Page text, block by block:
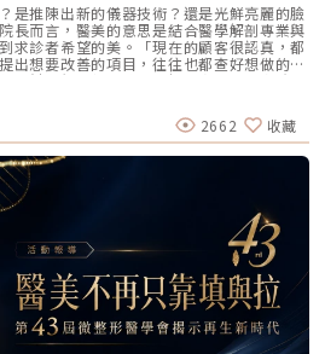
是雌激素變化造成的自然現象，但有些生活
以幫助緩解掉髮情況。讓我們一起來看看如
髮療程在生髮療程的初期，通常會先從生髮
效果，可以諮詢皮膚專科醫師，是否適合進
特波、PRP頭皮注射、Tixel提可塑、LLLT
用電容電阻技術，透過448kHz的專屬頻
這種方法能有效促進細胞再生，並活化毛囊
囊能吸收到充足的營養，可以有效提升頭髮
透過抽取患者的血液並利用離心機分離出
），再將其注射到掉髮區域，PRP中的生長
PRP來自於患者自身，所以感染風險極低，
善髮量和髮質。-LLLT生髮雷射：低能量光
，為毛髮提供能量，促進生長。不同波長的
油脂，紅光提升能量供應，紅外光改善血液
期進行診所的LLLT療程，以達到最佳的生髮
鈦合金探頭的熱力點陣技術，瞬間加熱治療
因子的釋放，並幫助生髮液和精華液的吸
2.營養均衡與頭髮健康適當補充營養素能促
蛋白質有助於修復受損髮絲，omega-3 脂
、維他命E和鋅等營養素同樣重要。3.適度的
是推陳出新的儀器技術？還是光鮮亮麗的臉
長而言，醫美的意思是結合醫學解剖專業與
求診者希望的美。「現在的顧客很認真，都
出想要改善的項目，往往也都查好想做的療
是幫他們規劃最適合的解決方案。」盧院長
認為，身為醫美醫師就是結合專業與經驗為
／守葳診所提供隨著每個世代對於美的理
也有不同期待。「每個人對於美都有不同看
、喜歡自己的臉，就是『美』。」看診多
是盧院長最大的成就。過去醫美產業以動刀
得欣賞每個人獨特的美麗，改善膚質的療程
者常見困擾，為了讓肌膚更緊緻，除了需要
期短、副作用小、痛感低的電波、音波、埋
求美者的選擇。守葳舒適的空間，讓求美者
心。圖／守葳診所提供肌膚是由多層組織組
下顯現的問題，往往是由多種因素綜合的結
多方下手。因此盧院長常以複方的概念幫求
好更持久。「臉部細紋皺紋、脖紋除了靠單
射，也很適合搭配INDIBA英特波療程，循
。」盧院長進一步解釋。INDIBA英特波的
2662 收藏